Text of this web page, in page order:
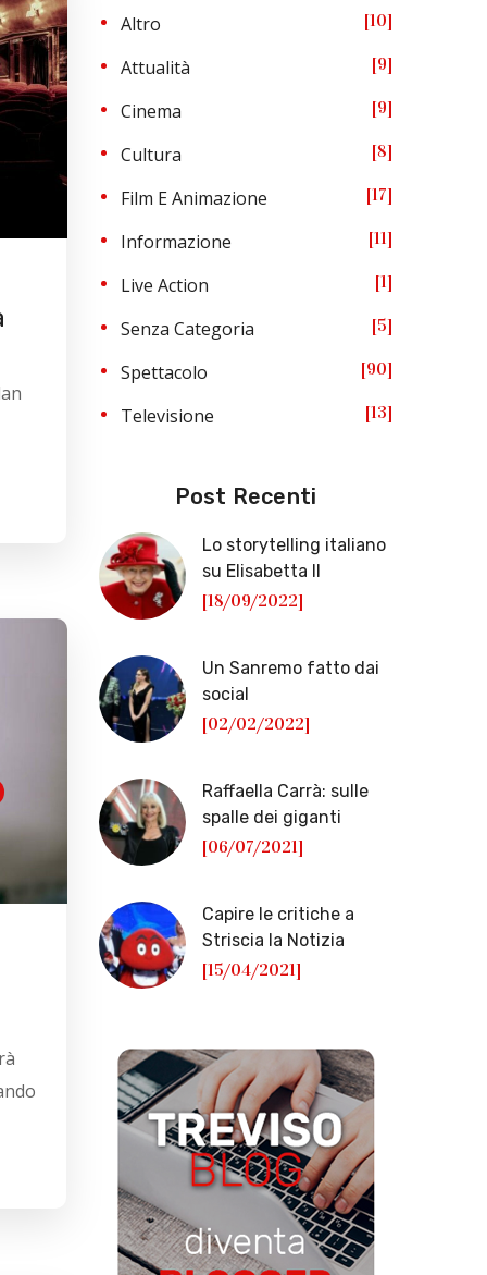
Altro 10
Attualità 9
Cinema 9
Cultura 8
Film E Animazione 17
Informazione 11
Live Action 1
Senza Categoria 5
Spettacolo 90
Televisione 13
Post Recenti
Lo storytelling italiano
su Elisabetta II
[18/09/2022]
Un Sanremo fatto dai
social
[02/02/2022]
Raffaella Carrà: sulle
spalle dei giganti
[06/07/2021]
Capire le critiche a
Striscia la Notizia
[15/04/2021]